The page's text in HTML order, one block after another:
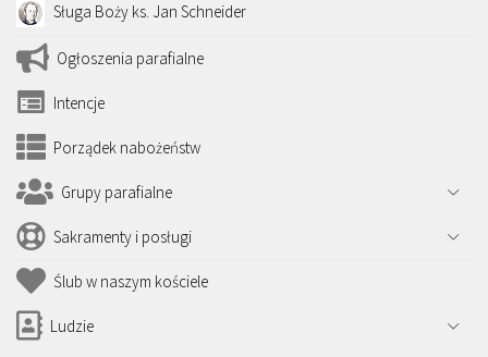
Sługa Boży ks. Jan Schneider
Ogłoszenia parafialne
Intencje
Porządek nabożeństw
Grupy parafialne
Sakramenty i posługi
Ślub w naszym kościele
Ludzie